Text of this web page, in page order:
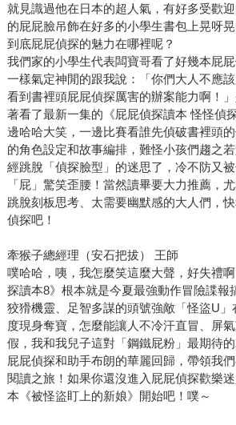
就見識過他在日本的超人氣，有好多受歡
的屁屁臉吊飾在好多的小學生書包上晃呀
到底屁屁偵探的魅力在哪裡呢？
我們家的小學生代表闆寶哥看了好幾本屁
一樣氣定神閒的跟我說：「你們大人不應
看到書裡頭屁屁偵探厲害的辦案能力啊！
著看了最新一集的《屁屁偵探讀本 怪怪偵
邊哈哈大笑，一邊比賽看誰先偵破書裡頭
的角色設定和故事編排，難怪小孩們趨之
經跳脫「偵探臉型」的迷思了，冷不防又
「屁」驚笑歪腰！當然讀畢要大力推薦，
跳脫刻板思考、太需要幽默感的大人們，
偵探吧！
牽猴子總經理（安石把拔） 王師
噗哈哈，咦，我怎麼笑這麼大聲，好失禮
探讀本8》根本就是今夏最強動作冒險諜報
狡猾機靈、足智多謀的頭號強敵「怪盜U
度現身奪寶，怎麼能讓人不冷汗直冒、屏
假，我和我兒子這對「鋼鐵屁粉」最期待
屁屁偵探和助手布朗的華麗回歸，帶領我
閱讀之旅！如果你還沒進入屁屁偵探歡樂
本《被怪盜盯上的新娘》開始吧！噗～